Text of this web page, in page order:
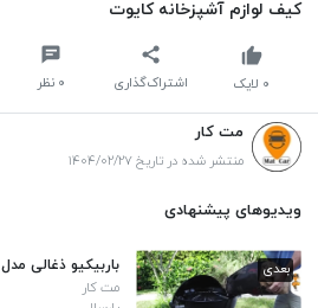
کیف لوازم آشپزخانه کایوت
اشتراک‌گذاری ۰ نظر ۰ لایک
مت کار
منتشر شده در تاریخ ۱۴۰۴/۰۲/۲۷
ویدیوهای پیشنهادی
بعدی باربیکیو ذغالی مدل Outwell - Calvados Grill
مت کار